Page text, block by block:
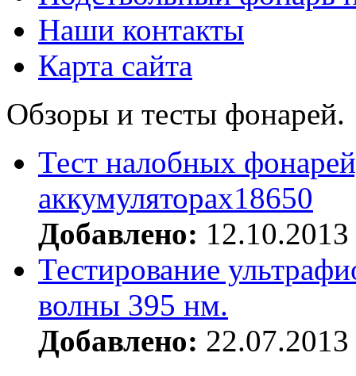
Наши контакты
Карта сайта
Обзоры и тесты фонарей.
Тест налобных
аккумуляторах18650
Добавлено: 12.10.2013
Тестирование
волны 395 нм.
Добавлено: 22.07.2013